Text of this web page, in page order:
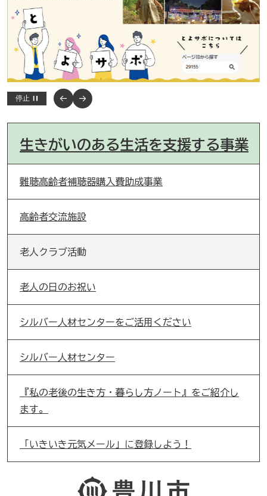
停止
生きがいのある生活を支援する事業
難聴高齢者補聴器購入費助成事業
高齢者交流施設
老人クラブ活動
老人の日のお祝い
シルバー人材センターをご活用ください
シルバー人材センター
『私の老後の生き方・暮らし方ノート』をご紹介し
ます。
「いきいき元気メール」に登録しよう！